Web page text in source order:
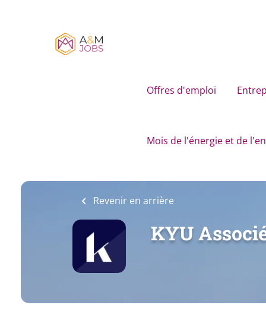
Offres d'emploi
Mois de l'énergie et de
Revenir en arrière
KYU